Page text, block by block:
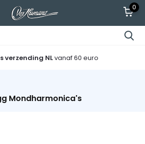
0
verzending NLvanaf 60 euro
Mondharmonica's